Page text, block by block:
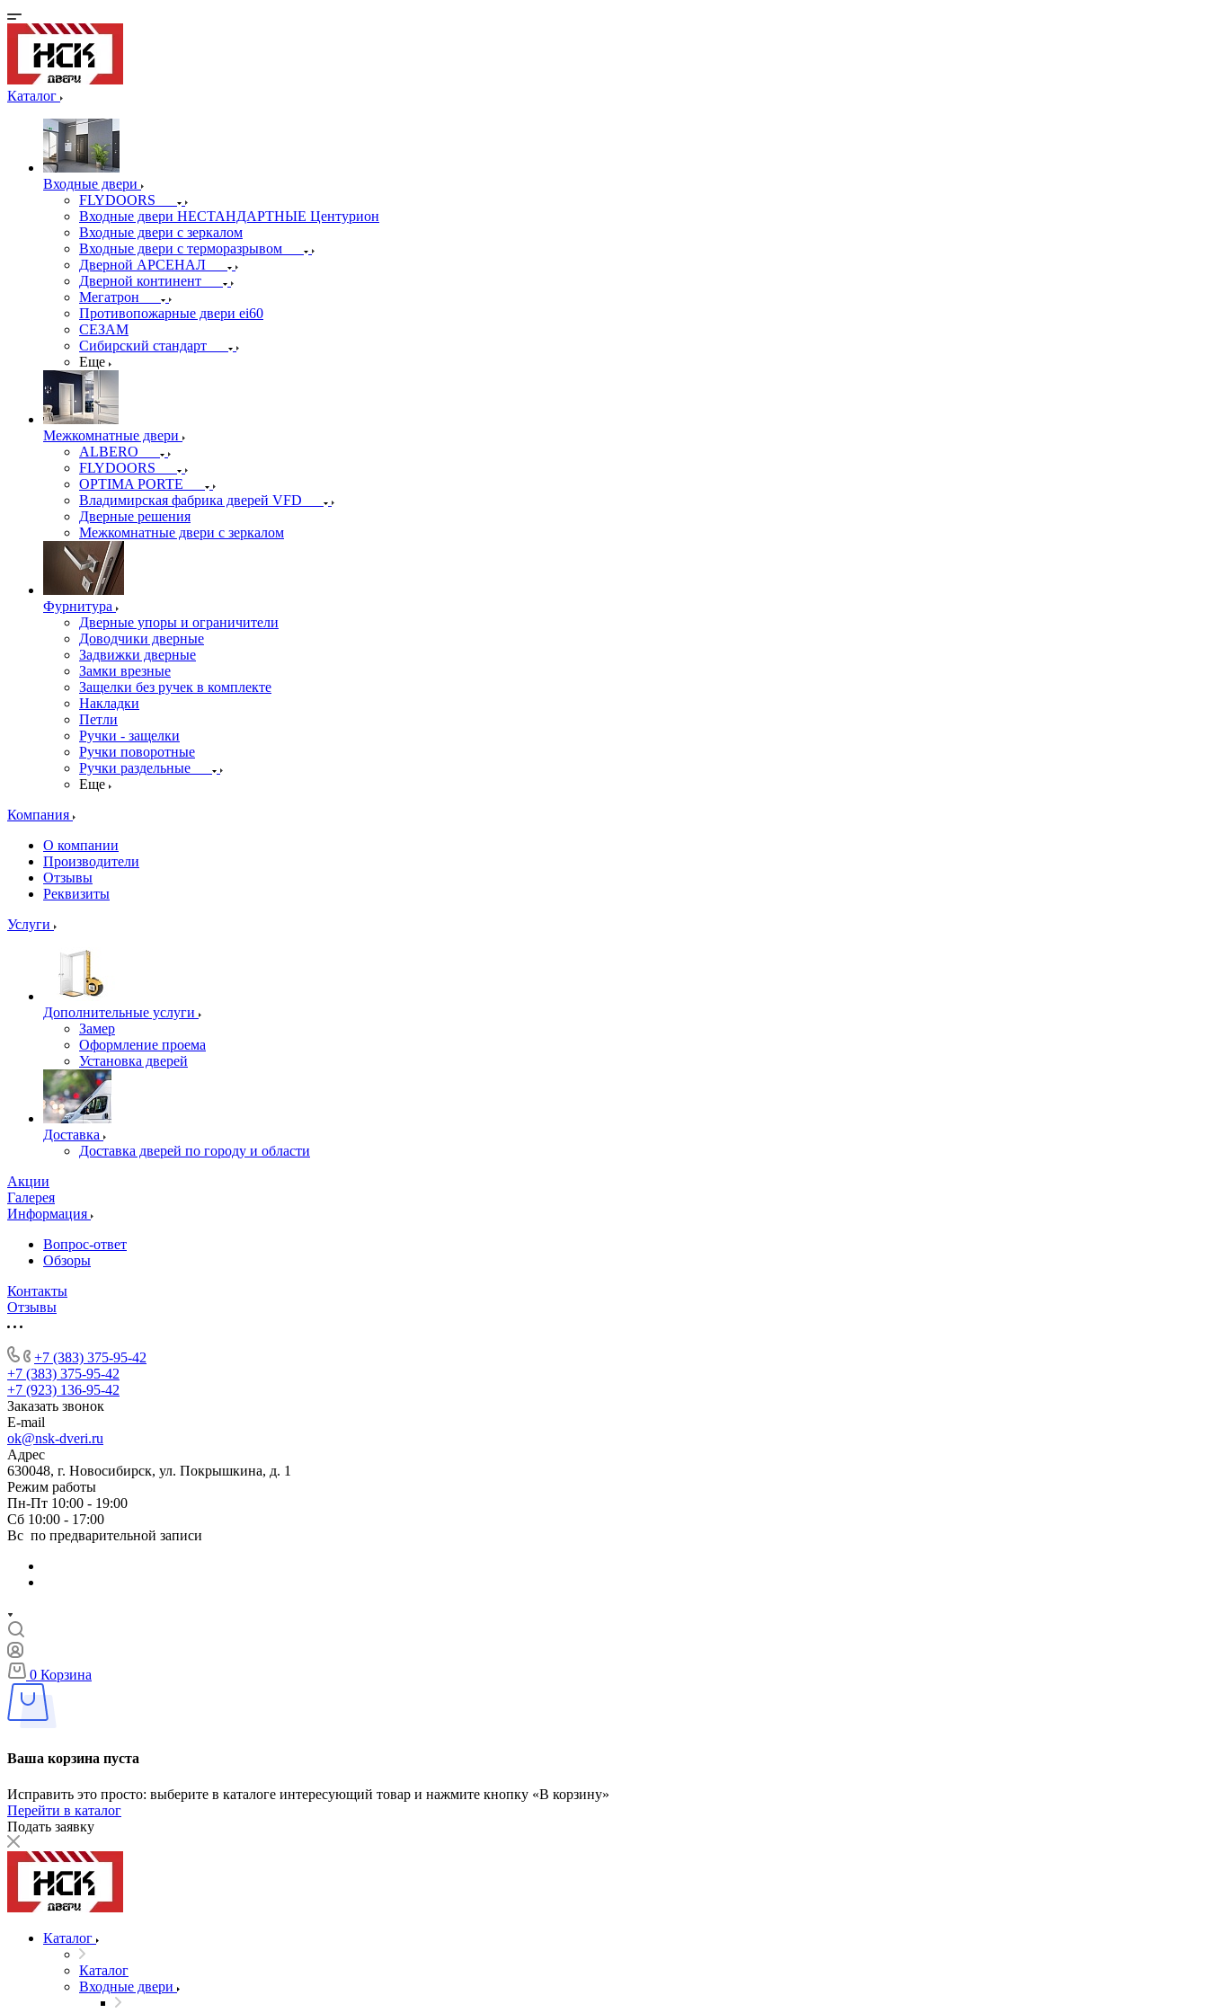
Каталог
Входные двери
FLYDOORS
Входные двери НЕСТАНДАРТНЫЕ Центурион
Входные двери с зеркалом
Входные двери с терморазрывом
Дверной АРСЕНАЛ
Дверной континент
Мегатрон
Противопожарные двери ei60
СЕЗАМ
Сибирский стандарт
Еще
Межкомнатные двери
ALBERO
FLYDOORS
OPTIMA PORTE
Владимирская фабрика дверей VFD
Дверные решения
Межкомнатные двери c зеркалом
Фурнитура
Дверные упоры и ограничители
Доводчики дверные
Задвижки дверные
Замки врезные
Защелки без ручек в комплекте
Накладки
Петли
Ручки - защелки
Ручки поворотные
Ручки раздельные
Еще
Компания
О компании
Производители
Отзывы
Реквизиты
Услуги
Дополнительные услуги
Замер
Оформление проема
Установка дверей
Доставка
Доставка дверей по городу и области
Акции
Галерея
Информация
Вопрос-ответ
Обзоры
Контакты
Отзывы
+7 (383) 375-95-42
+7 (383) 375-95-42
+7 (923) 136-95-42
Заказать звонок
E-mail
ok@nsk-dveri.ru
Адрес
630048, г. Новосибирск, ул. Покрышкина, д. 1
Режим работы
Пн-Пт 10:00 - 19:00
Сб 10:00 - 17:00
Вс по предварительной записи
0 Корзина
Ваша корзина пуста
Исправить это просто: выберите в каталоге интересующий товар и нажмите кнопку «В корзину»
Перейти в каталог
Подать заявку
Каталог
Каталог
Входные двери